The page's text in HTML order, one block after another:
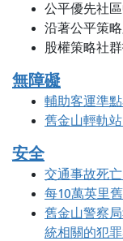
公平優先社
沿著公平策
股權策略社
無障礙
輔助客運準
舊金山輕軌
安全
交通事故死
每10萬英里
舊金山警察
統相關的犯